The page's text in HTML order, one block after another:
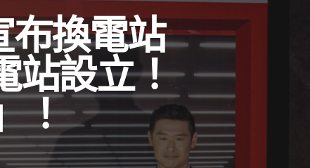
布換電站
站設立！
！